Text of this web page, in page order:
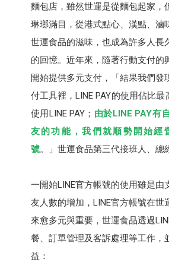
麵包店，雖然世運是從麵包起家，
琳瑯滿目，從港式點心、漢點、滷
世運食品的滋味，也成為許多人長
的回憶。近年來，隨著行動支付的
開始提供多元支付，「結果我們發
付工具裡，LINE PAY的使用佔比最
使用LINE PAY； 由於LINE PAY有
友的功能，我們就順勢開始經
號。」世運食品第三代接班人、總
一開始LINE官方帳號的使用雖是由
友人數的增加，LINE官方帳號在世
來愈多元與重要，世運食品透過
餐、訂單管理及客訴處理等工作，
益：